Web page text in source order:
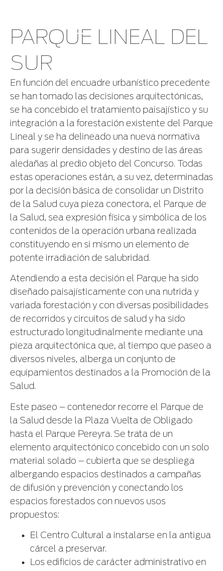
PARQUE LINEAL DEL
SUR
En función del encuadre urbanístico precedente
se han tomado las decisiones arquitectónicas,
se ha concebido el tratamiento paisajístico y su
integración a la forestación existente del Parque
Lineal y se ha delineado una nueva normativa
para sugerir densidades y destino de las áreas
aledañas al predio objeto del Concurso. Todas
estas operaciones están, a su vez, determinadas
por la decisión básica de consolidar un Distrito
de la Salud cuya pieza conectora, el Parque de
la Salud, sea expresión física y simbólica de los
contenidos de la operación urbana realizada
constituyendo en si mismo un elemento de
potente irradiación de salubridad.
Atendiendo a esta decisión el Parque ha sido
diseñado paisajísticamente con una nutrida y
variada forestación y con diversas posibilidades
de recorridos y circuitos de salud y ha sido
estructurado longitudinalmente mediante una
pieza arquitectónica que, al tiempo que paseo a
diversos niveles, alberga un conjunto de
equipamientos destinados a la Promoción de la
Salud.
Este paseo – contenedor recorre el Parque de
la Salud desde la Plaza Vuelta de Obligado
hasta el Parque Pereyra. Se trata de un
elemento arquitectónico concebido con un solo
material solado – cubierta que se despliega
albergando espacios destinados a campañas
de difusión y prevención y conectando los
espacios forestados con nuevos usos
propuestos:
El Centro Cultural a instalarse en la antigua
cárcel a preservar.
Los edificios de carácter administrativo en